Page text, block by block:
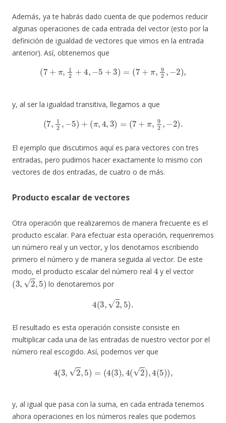
Además, ya te habrás dado cuenta de que podemos reducir
algunas operaciones de cada entrada del vector (esto por la
definición de igualdad de vectores que vimos en la entrada
anterior). Así, obtenemos que
π 1 + − + 3)= +π 9 −2
y, al ser la igualdad transitiva, llegamos a que
(7 2,− 5 + ,4 ,3 7+ π −
El ejemplo que discutimos aquí es para vectores con tres
entradas, pero pudimos hacer exactamente lo mismo con
vectores de dos entradas, de cuatro o de más.
Producto escalar de vectores
Otra operación que realizaremos de manera frecuente es el
producto escalar. Para efectuar esta operación, requeriremos
un número real y un vector, y los denotamos escribiendo
primero el número y de manera seguida al vector. De este
modo, el producto escalar del número real
4
y el vector
(3,2,5)
lo denotaremos por
4( 2,5 ).
El resultado es esta operación consiste consiste en
multiplicar cada una de las entradas de nuestro vector por el
número real escogido. Así, podemos ver que
(3, 2,5 4 3), 2 4(
y, al igual que pasa con la suma, en cada entrada tenemos
ahora operaciones en los números reales que podemos